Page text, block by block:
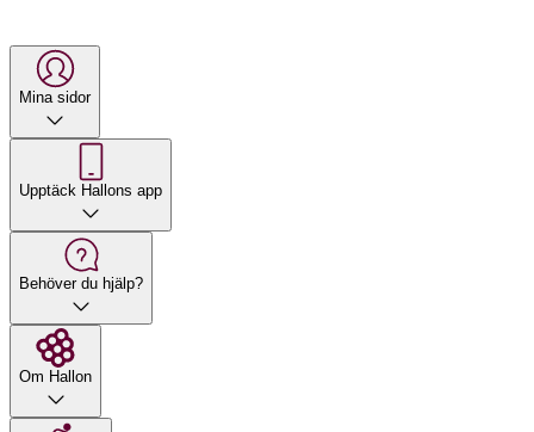
Mina sidor
Upptäck Hallons app
Behöver du hjälp?
Om Hallon